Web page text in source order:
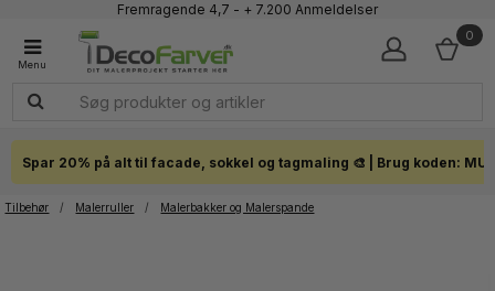
Faglig kundeservice 60 56 57 50
Click & Collect i hele landet
0
Spar 20% på alt til facade, sokkel og tagmaling 🎨 | Brug koden:
Tilbehør / Malerruller / Malerbakker og Malerspande